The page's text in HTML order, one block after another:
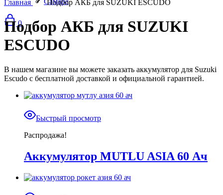
0
Главная
Подбор АКБ для SUZUKI ESCUDO
Подбор АКБ для SUZUKI
ESCUDO
В нашем магазине вы можете заказать аккумулятор для Suzuki
Escudo с бесплатной доставкой и официальной гарантией.
Быстрый просмотр
Распродажа!
Аккумулятор MUTLU ASIA 60 Ач